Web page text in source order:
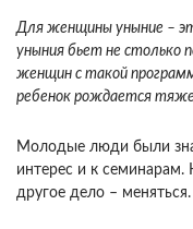
Для женщины уныние –
уныния бьет не столько
женщин с такой
ребенок рождается
Молодые люди были
интерес и к семинарам.
другое дело – меняться.